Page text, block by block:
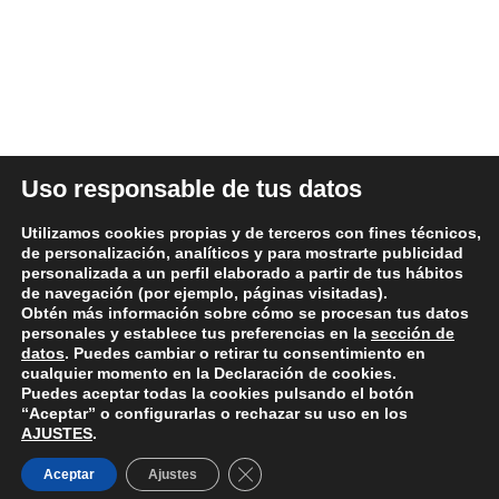
Política de Privacidad
Política de Cookies
Condiciones generales de compra
Política de devoluciones y reembolsos
© 2026 Repuestos Valme - Recambios para tu vehículo
Uso responsable de tus datos
Utilizamos cookies propias y de terceros con fines técnicos,
de personalización, analíticos y para mostrarte publicidad
personalizada a un perfil elaborado a partir de tus hábitos
de navegación (por ejemplo, páginas visitadas).
Obtén más información sobre cómo se procesan tus datos
personales y establece tus preferencias en la sección de
datos. Puedes cambiar o retirar tu consentimiento en
cualquier momento en la Declaración de cookies.
Puedes aceptar todas la cookies pulsando el botón
“Aceptar” o configurarlas o rechazar su uso en los
AJUSTES.
Aceptar Ajustes Cerrar el banner de cookies RGPD